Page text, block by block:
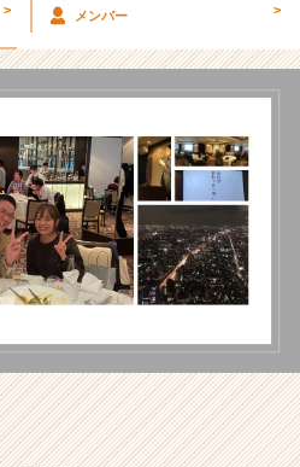
> メンバー >